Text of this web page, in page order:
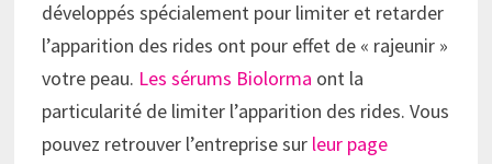
développés spécialement pour limiter et retarder
l’apparition des rides ont pour effet de « rajeunir »
votre peau. Les sérums Biolorma ont la
particularité de limiter l’apparition des rides. Vous
pouvez retrouver l’entreprise sur leur page